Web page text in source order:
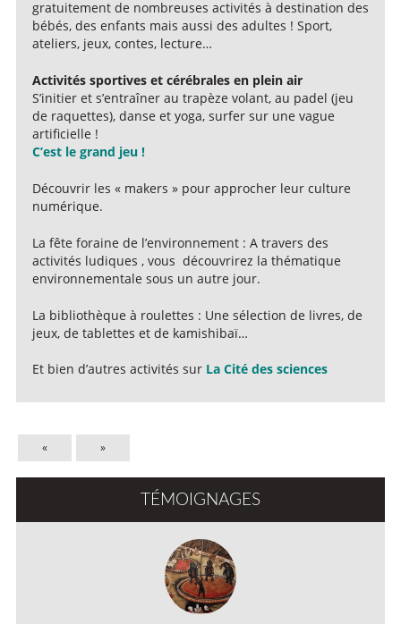
gratuitement de nombreuses activités à destination des
bébés, des enfants mais aussi des adultes ! Sport,
ateliers, jeux, contes, lecture…
Activités sportives et cérébrales en plein air
S’initier et s’entraîner au trapèze volant, au padel (jeu
de raquettes), danse et yoga, surfer sur une vague
artificielle !
C’est le grand jeu !
Découvrir les « makers » pour approcher leur culture
numérique.
La fête foraine de l’environnement : A travers des
activités ludiques , vous découvrirez la thématique
environnementale sous un autre jour.
La bibliothèque à roulettes : Une sélection de livres, de
jeux, de tablettes et de kamishibaï…
Et bien d’autres activités sur La Cité des sciences
« »
TÉMOIGNAGES